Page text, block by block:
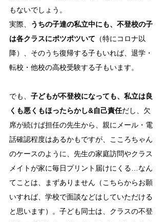
もないでしょう。
実際、
うちの子達の私立中にも、不登校の子
は各クラスにポツポツいて （特にコロナ以
降）、そのうち復帰する子もいれば、退学・
転校・他校の高校受験する子もいます。
でも、 子どもが不登校になっても、私立は良
くも悪くもほったらかし&自己責任だし、欠
席が続けば担任の先生から、親にメール・ 電
話確認程度はあるかもですが、こころちゃん
のケースのように、先生の家庭訪問やクラス
メイトが家に毎日プリント届けにくる…なん
てことは、まずありません（こちらからお願
いすれば、学校で面談などはしていただける
と思います）。子ども同士は、クラスの不登